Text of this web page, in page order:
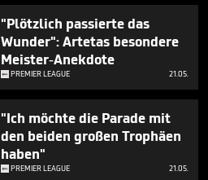
"Plötzlich passierte das
Wunder": Artetas besondere
Meister-Anekdote
PREMIER LEAGUE 21.05.
"Ich möchte die Parade mit
den beiden großen Trophäen
haben"
PREMIER LEAGUE 21.05.